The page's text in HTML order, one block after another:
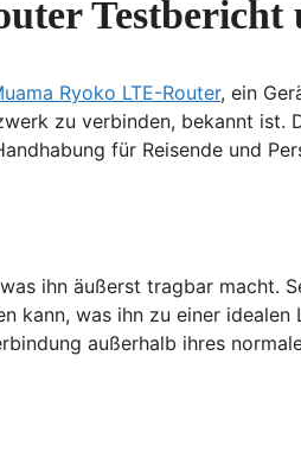
Testbericht
Ryoko LTE-Router, ein
zu verbinden, bekannt ist.
für Reisende und
ihn äußerst tragbar macht.
kann, was ihn zu einer
außerhalb ihres